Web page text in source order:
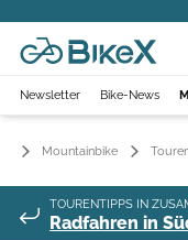
Newsletter Bike-News
Mountainbike
TOURENTIPPS IN
Radfahren in